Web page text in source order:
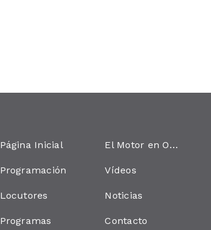
Página Inicial
Programación
Locutores
Programas
El Motor en Onda
Vídeos
Noticias
Contacto